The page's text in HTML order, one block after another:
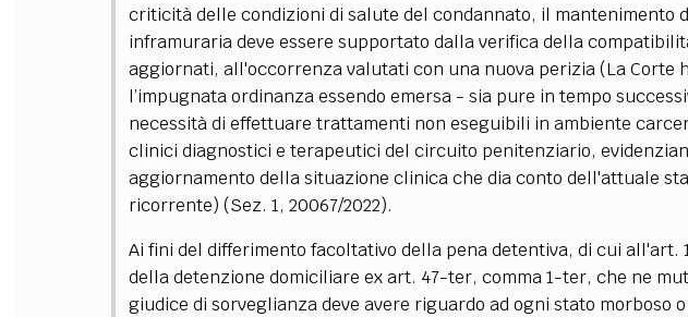
criticità delle condizioni di salute del condannato, il mantenimento
inframuraria deve essere supportato dalla verifica della
aggiornati, all'occorrenza valutati con una nuova perizia (La Corte
l’impugnata ordinanza essendo emersa - sia pure in tempo
necessità di effettuare trattamenti non eseguibili in ambiente
clinici diagnostici e terapeutici del circuito penitenziario,
aggiornamento della situazione clinica che dia conto dell'attuale
ricorrente) (Sez. 1, 20067/2022).
Ai fini del differimento facoltativo della pena detentiva, di cui all'art.
della detenzione domiciliare ex art. 47-ter, comma 1-ter, che ne
giudice di sorveglianza deve avere riguardo ad ogni stato morboso